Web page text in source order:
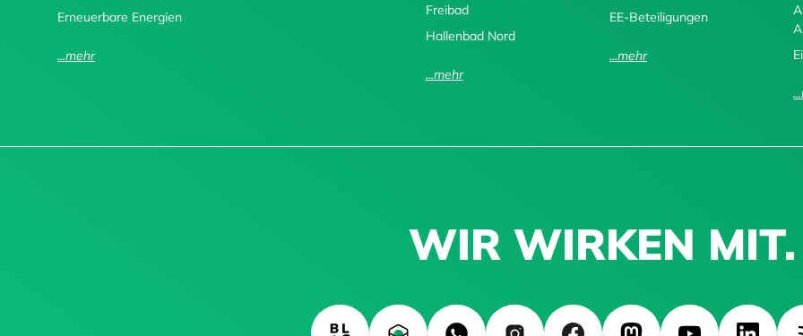
Erneuerbare Energien
...mehr
Freibad
Hallenbad Nord
...mehr
EE-Beteiligungen
...mehr
WIR WIRKEN MIT.